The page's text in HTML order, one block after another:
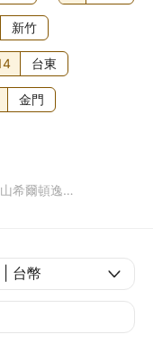
新竹
台東
金門
台北中山希爾頓逸林酒店